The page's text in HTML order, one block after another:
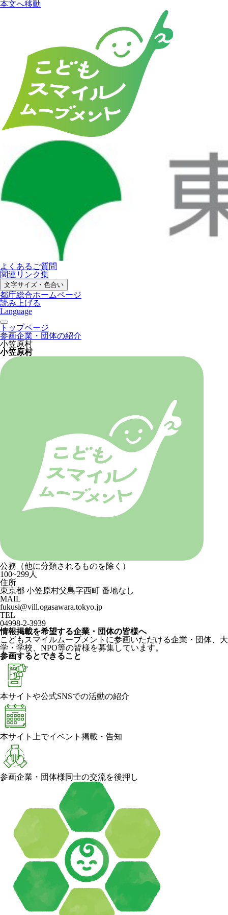
本文へ移動
よくあるご質問
関連リンク集
文字サイズ・色合い
都庁総合ホームページ
読み上げる
Language
トップページ
参画企業・団体の紹介
小笠原村
小笠原村
公務（他に分類されるものを除く）
100~299人
住所
東京都 小笠原村父島字西町 番地なし
MAIL
fukusi@vill.ogasawara.tokyo.jp
TEL
04998-2-3939
情報掲載を希望する企業・団体の皆様へ
こどもスマイルムーブメントに参画いただける企業・団体、大
学・学校、NPO等の皆様を募集しています。
参画するとできること
本サイトや公式SNSでの活動の紹介
本サイト上でイベント掲載・告知
参画企業・団体様同士の交流を後押し